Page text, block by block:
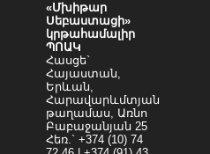
«Մխիթար
Սեբաստացի»
կրթահամալիր
ՊՈԱԿ
Հասցե`
Հայաստան,
Երևան,
Հարավարևմտյան
թաղամաս, Առնո
Բաբաջանյան 25
Հեռ.` +374 (10) 74